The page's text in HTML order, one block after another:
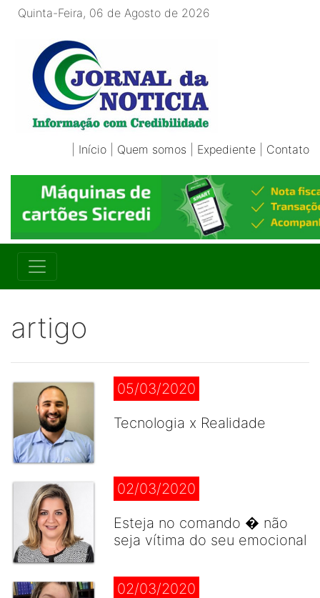
Quinta-Feira, 06 de Agosto de 2026
Início Quem somos Expediente Contato
artigo
05/03/2020
Tecnologia x Realidade
02/03/2020
Esteja no comando � não
seja vítima do seu emocional
02/03/2020